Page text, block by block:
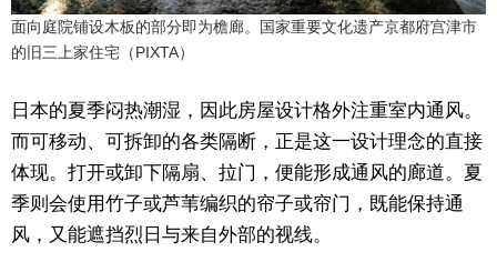
面向庭院铺设木板的部分即为檐廊。国家重要文化遗产京都府宫津市
的旧三上家住宅（PIXTA）
日本的夏季闷热潮湿，因此房屋设计格外注重室内通风。
而可移动、可拆卸的各类隔断，正是这一设计理念的直接
体现。打开或卸下隔扇、拉门，便能形成通风的廊道。夏
季则会使用竹子或芦苇编织的帘子或帘门，既能保持通
风，又能遮挡烈日与来自外部的视线。